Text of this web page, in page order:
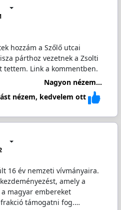
hozzám a Szőlő utcai
párthoz vezetnek a Zsolti
tettem. Link a kommentben.
Nagyon nézem...
nézem, kedvelem ott
16 év nemzeti vívmányaira.
amely a
magyar embereket
frakció támogatni fog.…